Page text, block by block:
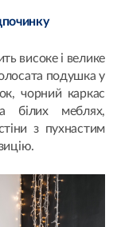
високе і велике
подушка у
чорний каркас
білих меблях,
з пухнастим